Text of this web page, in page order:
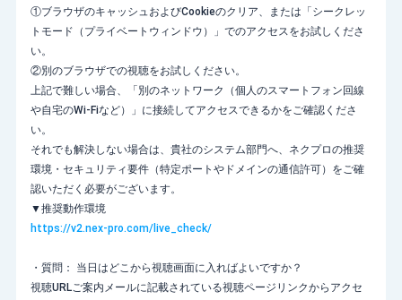
①ブラウザのキャッシュおよびCookieのクリア、または「シークレッ
トモード（プライベートウィンドウ）」でのアクセスをお試しくださ
い。
②別のブラウザでの視聴をお試しください。
上記で難しい場合、「別のネットワーク（個人のスマートフォン回線
や自宅のWi-Fiなど）」に接続してアクセスできるかをご確認くださ
い。
それでも解決しない場合は、貴社のシステム部門へ、ネクプロの推奨
環境・セキュリティ要件（特定ポートやドメインの通信許可）をご確
認いただく必要がございます。
▼推奨動作環境
https://v2.nex-pro.com/live_check/
・質問： 当日はどこから視聴画面に入ればよいですか？
視聴URLご案内メールに記載されている視聴ページリンクからアクセ